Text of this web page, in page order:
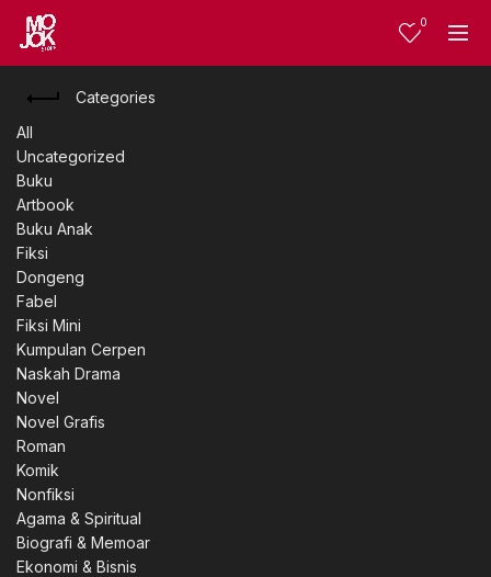
0
Categories
All
Uncategorized
Buku
Artbook
Buku Anak
Fiksi
Dongeng
Fabel
Fiksi Mini
Kumpulan Cerpen
Naskah Drama
Novel
Novel Grafis
Roman
Komik
Nonfiksi
Agama & Spiritual
Biografi & Memoar
Ekonomi & Bisnis